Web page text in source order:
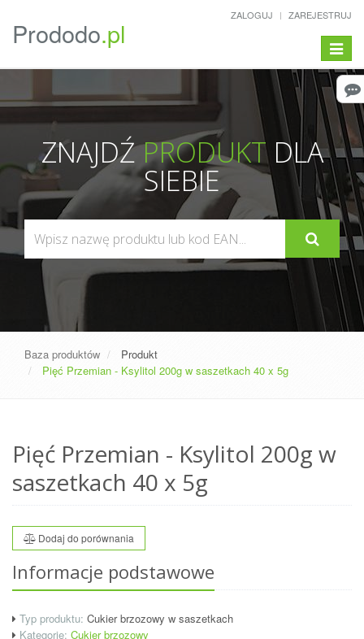
Prododo.pl
ZALOGUJ ZAREJESTRUJ
menu
ZNAJDŹPRODUKTDLA
SIEBIE
Baza produktów
Produkt
Pięć Przemian - Ksylitol 200g w saszetkach 40 x 5g
Pięć Przemian - Ksylitol 200g w
saszetkach 40 x 5g
Dodaj do porównania
Informacje podstawowe
Typ produktu: Cukier brzozowy w saszetkach
Kategorie: Cukier brzozowy